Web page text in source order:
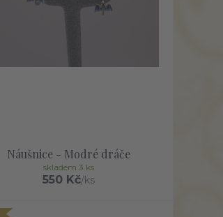
Náušnice - Modré dráče
550 Kč/ks
skladem 3 ks